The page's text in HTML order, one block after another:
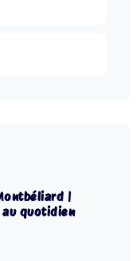
|
quotidien